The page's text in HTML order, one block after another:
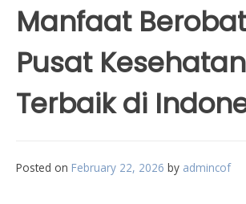
Manfaat
Pusat Kesehatan
Terbaik di
Posted on February 22, 2026 by admincof